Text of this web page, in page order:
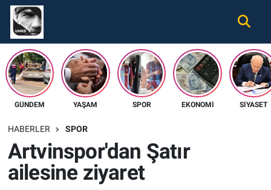
GÜNDEM YAŞAM SPOR EKONOMI SIYASET
HABERLER SPOR
Artvinspor'dan Şatır
ailesine ziyaret
Gündem
Ekonomi
Spor
Tüm Haberler
Nöbetçi Eczaneler
Hava Durumu
Namaz Vakitleri
Süper Lig Puan Durumu ve Fikstür